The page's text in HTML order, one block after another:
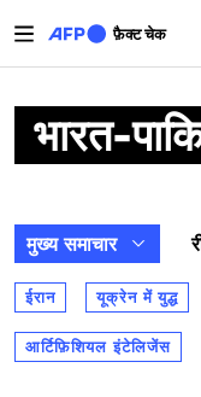
फ़ैक्ट चेक
भारत-
मुख्य समाचार
ईरान यूक्रेन में युद्ध
आर्टिफ़िशियल इंटेलिजेंस